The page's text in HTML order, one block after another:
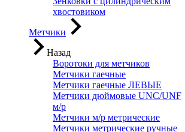
хвостовиком
Метчики
Назад
Воротоки для метчиков
Метчики гаечные
Метчики гаечные ЛЕВЫЕ
Метчики дюймовые UNC/UNF
м/р
Метчики м/р метрические
Метчики метрические ручные